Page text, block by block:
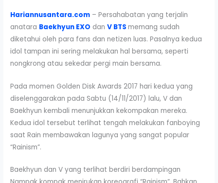
Hariannusantara.com – Persahabatan yang terjalin
anatara Baekhyun EXO danV BTSmemang sudah
diketahui oleh para fans dan netizen luas. Pasalnya kedua
idol tampan ini sering melakukan hal bersama, seperti
nongkrong atau sekedar pergi main bersama.
Pada momen Golden Disk Awards 2017 hari kedua yang
diselenggarakan pada Sabtu (14/11/2017) lalu, V dan
Baekhyun kembali menunjukkan kekompakan mereka.
Kedua idol tersebut terlihat tengah melakukan fanboying
saat Rain membawakan lagunya yang sangat popular
“Rainism”.
Baekhyun dan V yang terlihat berdiri berdampingan